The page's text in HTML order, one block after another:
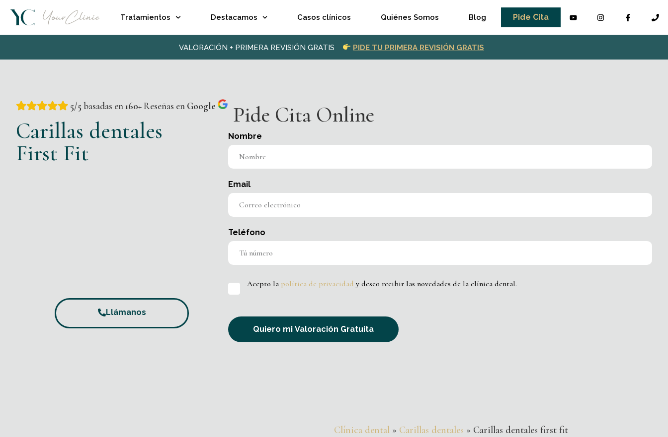
Tratamientos Destacamos Casos clínicos Quiénes Somos Blog Pide Cita
VALORACIÓN + PRIMERA REVISIÓN GRATIS PIDE TU PRIMERA REVISIÓN GRATIS
5/5 basadas en160+Reseñas en Google
Carillas dentales
First Fit
Llámanos
Pide Cita Online
Nombre
Email
Teléfono
Acepto la política de privacidad y deseo recibir las novedades de la clínica dental.
Quiero mi Valoración Gratuita
Clínica dental » Carillas dentales » Carillas dentales first fit